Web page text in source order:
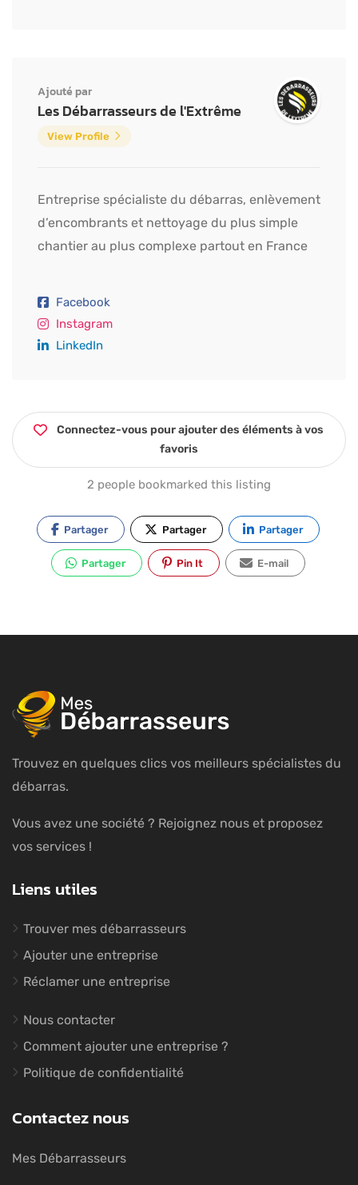
Ajouté par
Les Débarrasseurs de l'Extrême
View Profile
Entreprise spécialiste du débarras, enlèvement
d’encombrants et nettoyage du plus simple
chantier au plus complexe partout en France
Facebook
Instagram
LinkedIn
Connectez-vous pour ajouter des éléments à vos
favoris
2 people bookmarked this listing
Partager Partager Partager
Partager Pin It E-mail
Trouvez en quelques clics vos meilleurs spécialistes du
débarras.
Vous avez une société ? Rejoignez nous et proposez
vos services !
Liens utiles
Trouver mes débarrasseurs
Ajouter une entreprise
Réclamer une entreprise
Nous contacter
Comment ajouter une entreprise ?
Politique de confidentialité
Contactez nous
Mes Débarrasseurs